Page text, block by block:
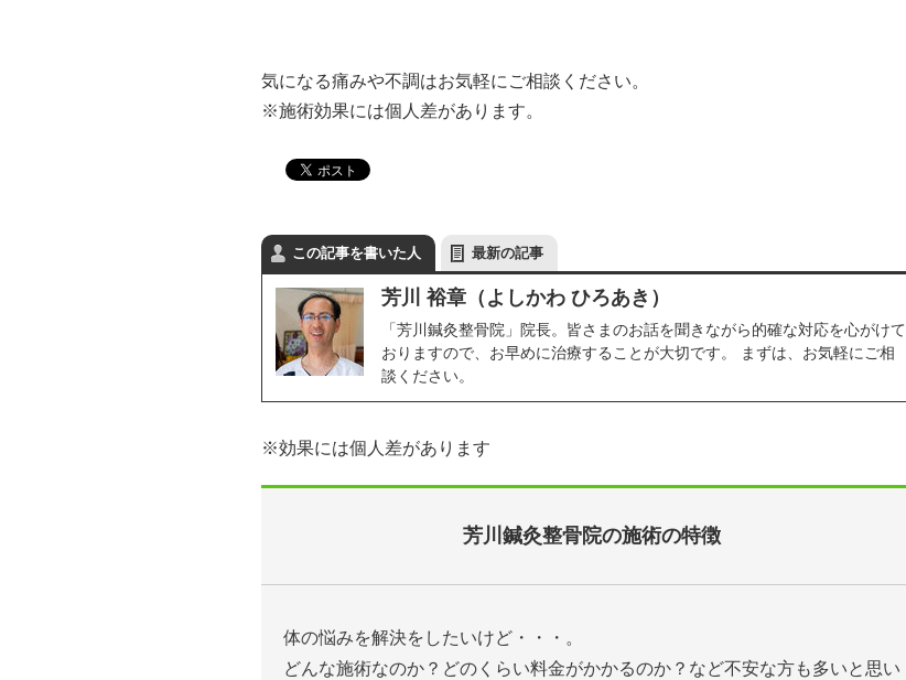
気になる痛みや不調はお気軽にご相談ください。
※施術効果には個人差があります。
この記事を書いた人 最新の記事
芳川 裕章（よしかわ ひろあき）
「芳川鍼灸整骨院」院長。皆さまのお話を聞きながら的確な対応を心がけて
おりますので、お早めに治療することが大切です。 まずは、お気軽にご相
談ください。
※効果には個人差があります
芳川鍼灸整骨院の施術の特徴
体の悩みを解決をしたいけど・・・。
どんな施術なのか？どのくらい料金がかかるのか？など不安な方も多いと思い